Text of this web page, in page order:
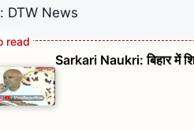
DTW News
Sarkari Naukri: बिहार में